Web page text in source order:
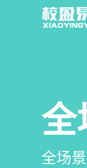
校
教培
全
全场
教
一部